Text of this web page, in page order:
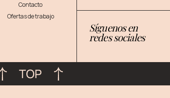
Contacto
Ofertas de trabajo
Síguenos en
redes sociales